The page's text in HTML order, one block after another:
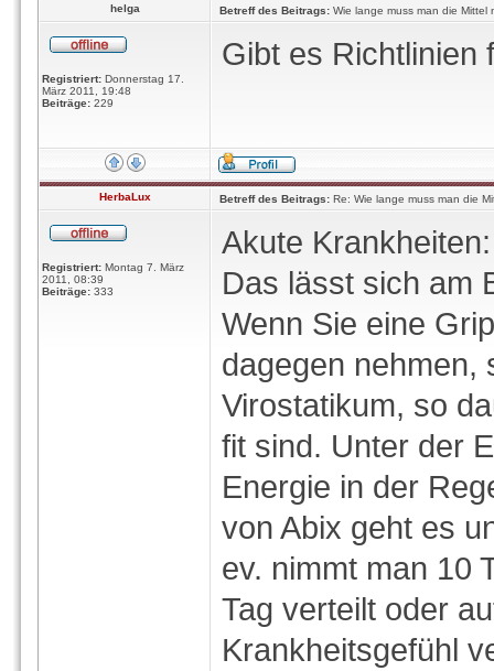
helga Betreff des Beitrags: Wie lange muss man die Mittel
Registriert: Donnerstag 17.
März 2011, 19:48
Beiträge: 229
Gibt es Richtlinien
HerbaLux Betreff des Beitrags: Re: Wie lange muss man die
Registriert: Montag 7. März
2011, 08:39
Beiträge: 333
Akute Krankheiten:
Das lässt sich am
Wenn Sie eine
dagegen nehmen,
Virostatikum, so
fit sind. Unter der
Energie in der
von Abix geht es
ev. nimmt man 10
Tag verteilt oder
Krankheitsgefühl